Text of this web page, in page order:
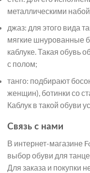
металлическими
джаз: для этого вида
мягкие шнурованные
каблуке. Такая обувь
с полом;
танго: подбирают
женщин), ботинки со
Каблук в такой обуви
Связь с нами
В интернет-магазине
выбор обуви для
Для заказа и покупки